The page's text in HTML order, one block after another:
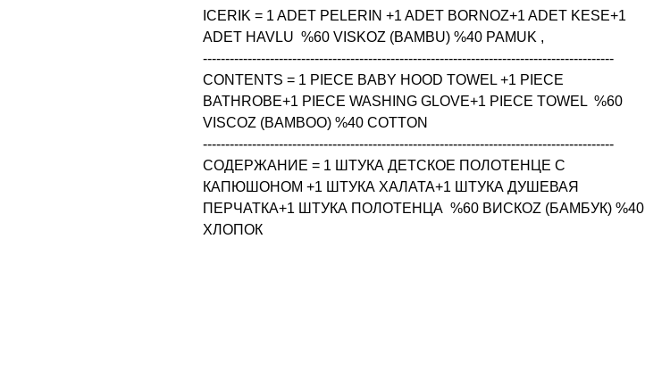
ICERIK = 1 ADET PELERIN +1 ADET BORNOZ+1 ADET KESE+1
ADET HAVLU  %60 VISKOZ (BAMBU) %40 PAMUK ,
--------------------------------------------------------------------------------------------
CONTENTS = 1 PIECE BABY HOOD TOWEL +1 PIECE
BATHROBE+1 PIECE WASHING GLOVE+1 PIECE TOWEL  %60
VISCOZ (BAMBOO) %40 COTTON
--------------------------------------------------------------------------------------------
СОДЕРЖАНИЕ = 1 ШТУКА ДЕТСКОЕ ПОЛОТЕНЦЕ С
КАПЮШОНОМ +1 ШТУКА ХАЛАТА+1 ШТУКА ДУШЕВАЯ
ПЕРЧАТКА+1 ШТУКА ПОЛОТЕНЦА  %60 ВИСКОZ (БАМБУК) %40
ХЛОПОК